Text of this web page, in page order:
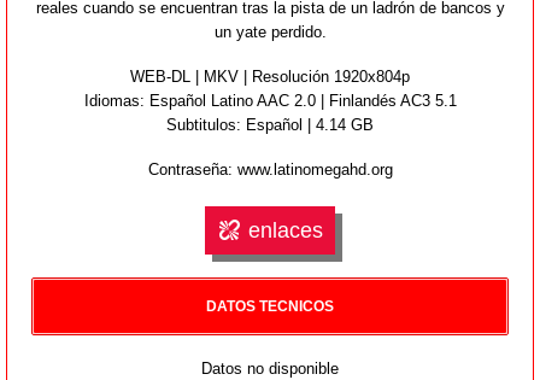
reales cuando se encuentran tras la pista de un ladrón de bancos y
un yate perdido.
WEB-DL | MKV | Resolución 1920x804p
Idiomas: Español Latino AAC 2.0 | Finlandés AC3 5.1
Subtitulos: Español | 4.14 GB
Contraseña: www.latinomegahd.org
enlaces
DATOS TECNICOS
Datos no disponible